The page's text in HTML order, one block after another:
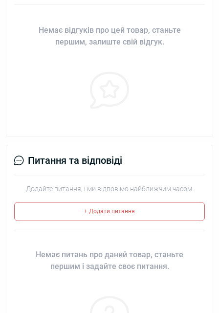
Немає відгуків про цей товар, станьте
першим, залиште свій відгук.
Питання та відповіді
Додайте питання, і ми відповімо найближчим часом.
+ Додати питання
Немає питань про даний товар, станьте
першим і задайте своє питання.